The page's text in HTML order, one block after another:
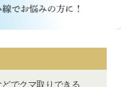
でクマ取りできる